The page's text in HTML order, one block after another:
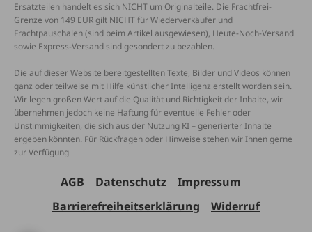
Ersatzteilen handelt es sich NICHT um Originalteile. Die Frachtfrei-
Grenze von 149 EUR gilt NICHT für Wiederverkäufer und
Frachtpauschalen (sind beim Artikel ausgewiesen), Heute-Noch-Versand
sowie Express-Versand sind gesondert zu bezahlen.
Die auf dieser Website bereitgestellten Texte, Bilder und Videos können
ganz oder teilweise mit Hilfe künstlicher Intelligenz erstellt worden sein.
Wir legen großen Wert auf die Qualität und Richtigkeit der Inhalte, wir
übernehmen jedoch keine Haftung für eventuelle Fehler oder
Unstimmigkeiten, die sich aus der Nutzung KI – generierter Inhalte
ergeben könnten. Für Rückfragen oder Hinweise stehen wir Ihnen gerne
zur Verfügung
AGB Datenschutz
Impressum
Barrierefreiheitserklärung
Widerruf